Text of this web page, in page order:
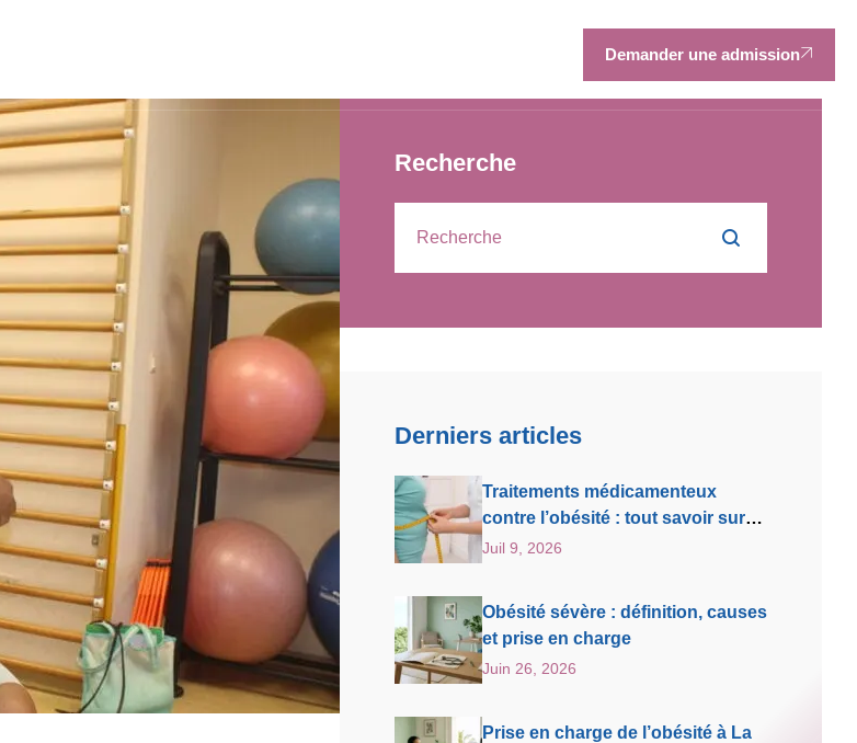
Demander une admission
Recherche
Derniers articles
Traitements médicamenteux
contre l’obésité : tout savoir sur
notre dispositif de prise en charge
Juil 9, 2026
Obésité sévère : définition, causes
et prise en charge
Juin 26, 2026
Prise en charge de l’obésité à La